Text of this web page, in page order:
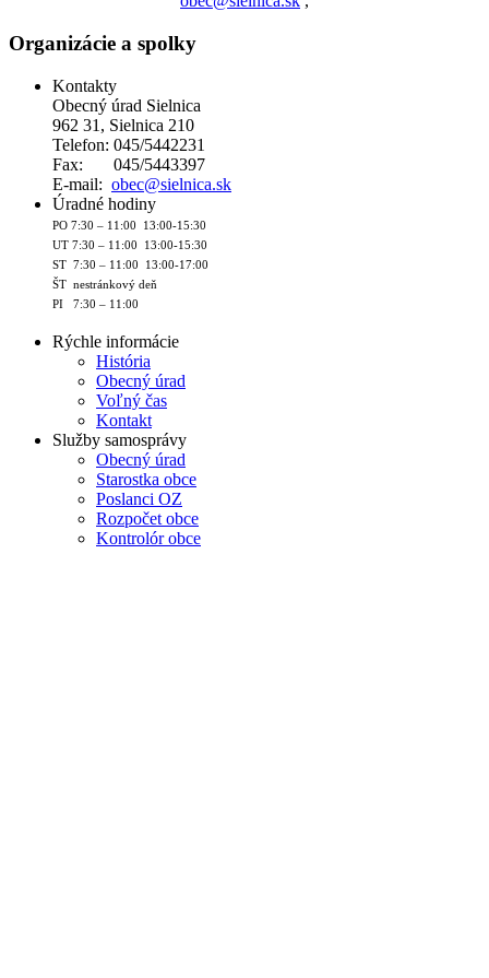
Organizácie a spolky
Kontakty
Obecný úrad Sielnica
962 31, Sielnica 210
Telefon: 045/5442231
Fax: 045/5443397
E-mail: obec@sielnica.sk
Úradné hodiny
PO 7:30 – 11:00 13:00-15:30
UT 7:30 – 11:00 13:00-15:30
ST 7:30 – 11:00 13:00-17:00
ŠT nestránkový deň
PI 7:30 – 11:00
Rýchle informácie
História
Obecný úrad
Voľný čas
Kontakt
Služby samosprávy
Obecný úrad
Starostka obce
Poslanci OZ
Rozpočet obce
Kontrolór obce